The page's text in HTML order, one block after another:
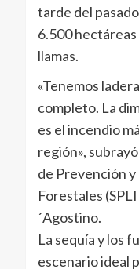
tarde del
6.500 hectáreas
llamas.
«Tenemos
completo. La
es el incendio
región»,
de Prevención
Forestales
´Agostino.
La sequía y los
escenario ideal